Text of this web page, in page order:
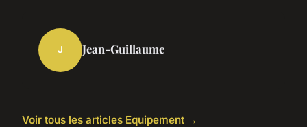
J Jean-Guillaume
Voir tous les articles Equipement →